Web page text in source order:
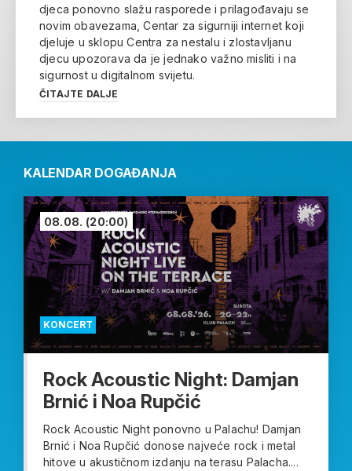
djeca ponovno slažu rasporede i prilagođavaju se
novim obavezama, Centar za sigurniji internet koji
djeluje u sklopu Centra za nestalu i zlostavljanu
djecu upozorava da je jednako važno misliti i na
sigurnost u digitalnom svijetu.
ČITAJTE DALJE
KALENDAR DOGAĐANJA
KONCERT
08.08. (20:00)
Rock Acoustic Night: Damjan
Brnić i Noa Rupčić
Rock Acoustic Night ponovno u Palachu! Damjan
Brnić i Noa Rupčić donose najveće rock i metal
hitove u akustičnom izdanju na terasu Palacha....